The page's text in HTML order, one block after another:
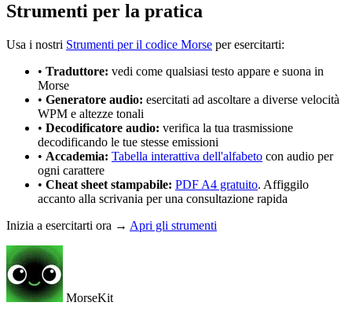
Strumenti per la pratica
Usa i nostri Strumenti per il codice Morse per esercitarti:
• Traduttore: vedi come qualsiasi testo appare e suona in
Morse
• Generatore audio: esercitati ad ascoltare a diverse velocità
WPM e altezze tonali
• Decodificatore audio: verifica la tua trasmissione
decodificando le tue stesse emissioni
• Accademia: Tabella interattiva dell'alfabeto con audio per
ogni carattere
• Cheat sheet stampabile: PDF A4 gratuito. Affiggilo
accanto alla scrivania per una consultazione rapida
Inizia a esercitarti ora → Apri gli strumenti
MorseKit